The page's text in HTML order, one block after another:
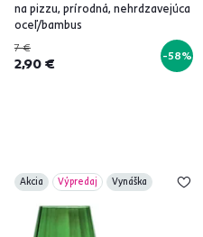
na pizzu, prírodná, nehrdzavejúca
oceľ/bambus
7 €
2,90 € -58%
Akcia Výpredaj Vynáška